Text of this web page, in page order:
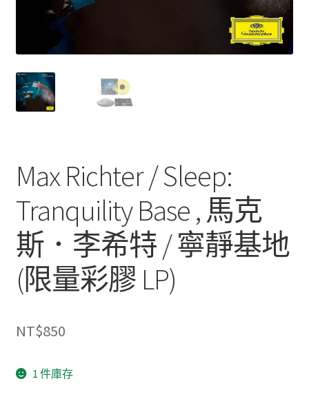
Max Richter / Sleep:
Tranquility Base , 馬克
斯．李希特 / 寧靜基地
(限量彩膠 LP)
NT$850
1 件庫存